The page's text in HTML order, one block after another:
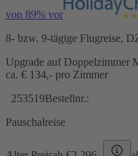
von 89% vor
8- bzw. 9-tägige Flugreise,
Upgrade auf Doppelzimmer
ca. € 134,- pro Zimmer
253519Bestellnr.:
Pauschalreise